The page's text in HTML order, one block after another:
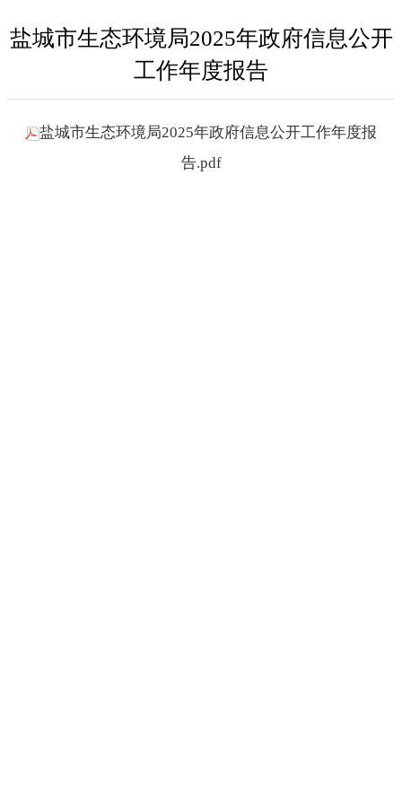
盐城市生态环境局2025年政府信息公开
工作年度报告
盐城市生态环境局2025年政府信息公开工作年度报
告.pdf